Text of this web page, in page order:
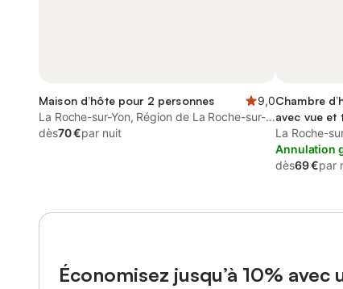
Maison d’hôte pour 2 personnes
9,0
La Roche-sur-Yon, Région de La Roche-sur-
Yon
dès70 €par nuit
Chambre
avec vue et
La Roche-
Yon
Annulation
dès69 €par
Économisez jusqu’à 10% avec